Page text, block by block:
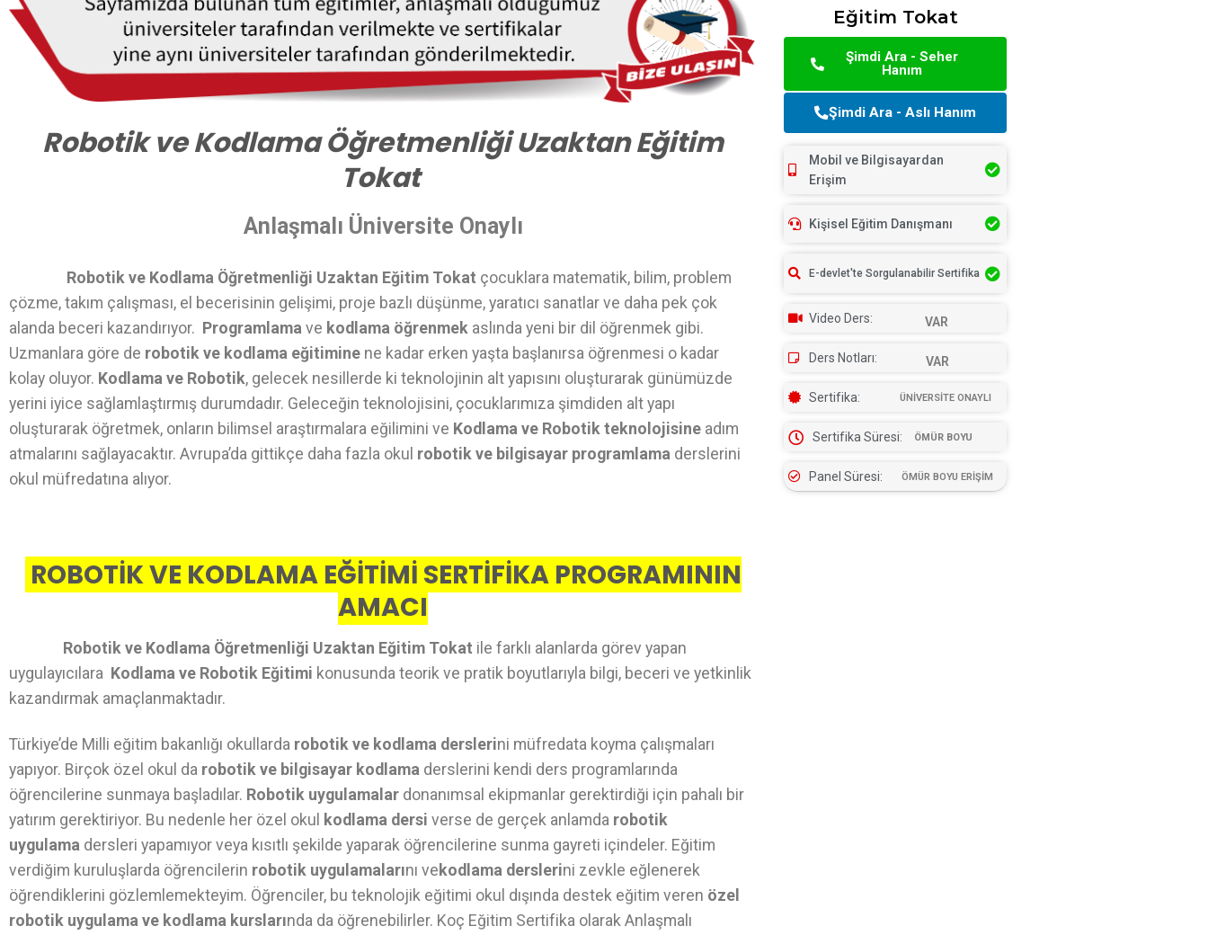
Robotik ve Kodlama Öğretmenliği Uzaktan Eğitim
Tokat
Anlaşmalı Üniversite Onaylı
Robotik ve Kodlama Öğretmenliği Uzaktan Eğitim Tokat çocuklara matematik, bilim, problem
çözme, takım çalışması, el becerisinin gelişimi, proje bazlı düşünme, yaratıcı sanatlar ve daha pek çok
alanda beceri kazandırıyor. Programlama ve kodlama öğrenmek aslında yeni bir dil öğrenmek gibi.
Uzmanlara göre de robotik ve kodlama eğitimine ne kadar erken yaşta başlanırsa öğrenmesi o kadar
kolay oluyor. Kodlama ve Robotik, gelecek nesillerde ki teknolojinin alt yapısını oluşturarak günümüzde
yerini iyice sağlamlaştırmış durumdadır. Geleceğin teknolojisini, çocuklarımıza şimdiden alt yapı
oluşturarak öğretmek, onların bilimsel araştırmalara eğilimini ve Kodlama ve Robotik teknolojisine adım
atmalarını sağlayacaktır. Avrupa’da gittikçe daha fazla okul robotik ve bilgisayar programlama derslerini
okul müfredatına alıyor.
ROBOTİK VE KODLAMA EĞİTİMİ SERTİFİKA PROGRAMININ
AMACI
Robotik ve Kodlama Öğretmenliği Uzaktan Eğitim Tokat ile farklı alanlarda görev yapan
uygulayıcılara Kodlama ve Robotik Eğitimi konusunda teorik ve pratik boyutlarıyla bilgi, beceri ve yetkinlik
kazandırmak amaçlanmaktadır.
Türkiye’de Milli eğitim bakanlığı okullarda robotik ve kodlama derslerini müfredata koyma çalışmaları
yapıyor. Birçok özel okul da robotik ve bilgisayar kodlama derslerini kendi ders programlarında
öğrencilerine sunmaya başladılar. Robotik uygulamalar donanımsal ekipmanlar gerektirdiği için pahalı bir
yatırım gerektiriyor. Bu nedenle her özel okul kodlama dersi verse de gerçek anlamda robotik
uygulama dersleri yapamıyor veya kısıtlı şekilde yaparak öğrencilerine sunma gayreti içindeler. Eğitim
verdiğim kuruluşlarda öğrencilerin robotik uygulamalarını ve kodlama derslerini zevkle eğlenerek
öğrendiklerini gözlemlemekteyim. Öğrenciler, bu teknolojik eğitimi okul dışında destek eğitim veren özel
robotik uygulama ve kodlama kurslarında da öğrenebilirler. Koç Eğitim Sertifika olarak Anlaşmalı
Eğitim Tokat
Şimdi Ara - Seher
Hanım
Şimdi Ara - Aslı Hanım
Mobil ve Bilgisayardan
Erişim
Kişisel Eğitim Danışmanı
E-devlet'te Sorgulanabilir Sertifika
Video Ders: VAR
Ders Notları: VAR
Sertifika: ÜNİVERSİTE ONAYLI
Sertifika Süresi: ÖMÜR BOYU
Panel Süresi: ÖMÜR BOYU ERİŞİM